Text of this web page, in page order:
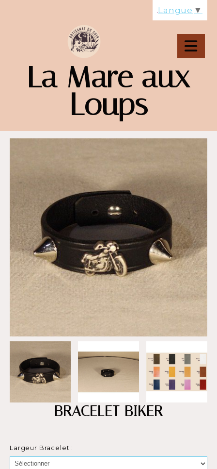
La Mare aux
Loups
BRACELET BIKER
Largeur Bracelet :
Langue ▼